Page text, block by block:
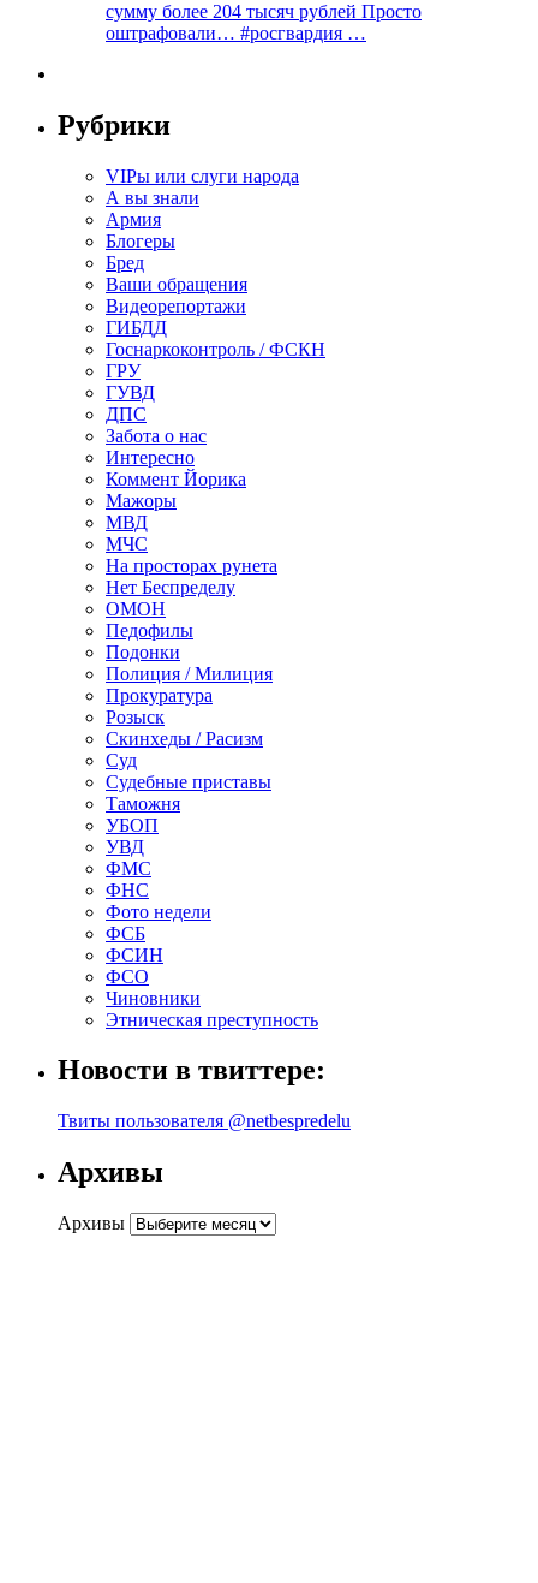
сумму более 204 тысяч рублей Просто
оштрафовали… #росгвардия …
Рубрики
VIPы или слуги народа
А вы знали
Армия
Блогеры
Бред
Ваши обращения
Видеорепортажи
ГИБДД
Госнаркоконтроль / ФСКН
ГРУ
ГУВД
ДПС
Забота о нас
Интересно
Коммент Йорика
Мажоры
МВД
МЧС
На просторах рунета
Нет Беспределу
ОМОН
Педофилы
Подонки
Полиция / Милиция
Прокуратура
Розыск
Скинхеды / Расизм
Суд
Судебные приставы
Таможня
УБОП
УВД
ФМС
ФНС
Фото недели
ФСБ
ФСИН
ФСО
Чиновники
Этническая преступность
Новости в твиттере:
Твиты пользователя @netbespredelu
Архивы
Архивы